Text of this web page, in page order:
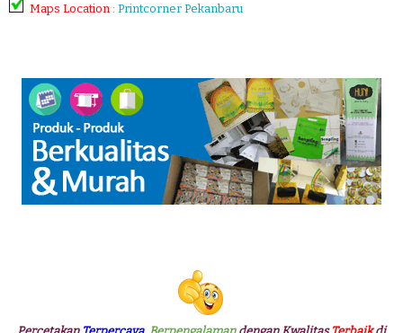
Maps Location : Printcorner Pekanbaru